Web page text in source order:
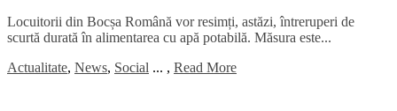
Locuitorii din Bocșa Română vor resimți, astăzi, întreruperi de
scurtă durată în alimentarea cu apă potabilă. Măsura este...
Actualitate, News, Social ... , Read More